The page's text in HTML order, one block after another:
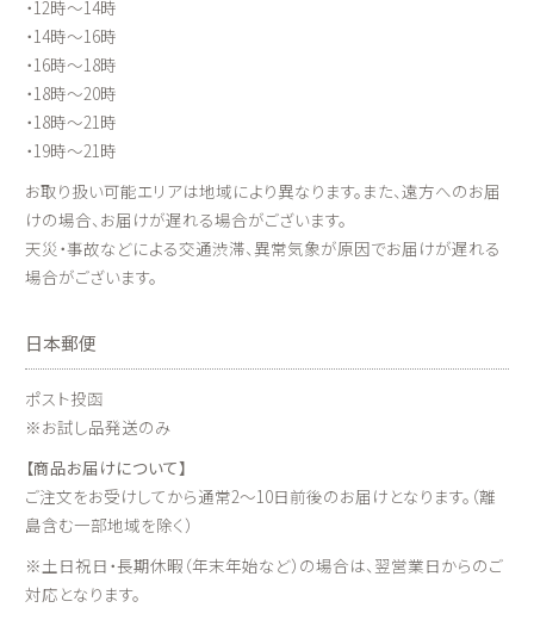
・12時～14時
・14時～16時
・16時～18時
・18時～20時
・18時～21時
・19時～21時
お取り扱い可能エリアは地域により異なります。また、遠方へのお届
けの場合、お届けが遅れる場合がございます。
天災・事故などによる交通渋滞、異常気象が原因でお届けが遅れる
場合がございます。
日本郵便
ポスト投函
※お試し品発送のみ
【商品お届けについて】
ご注文をお受けしてから通常2～10日前後のお届けとなります。（離
島含む一部地域を除く）
※土日祝日・長期休暇（年末年始など）の場合は、翌営業日からのご
対応となります。